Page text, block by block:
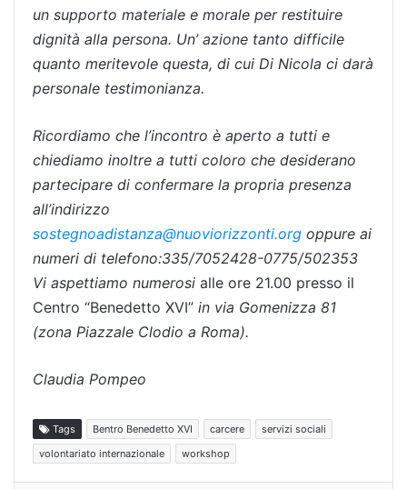
un supporto materiale e morale per restituire
dignità alla persona. Un’ azione tanto difficile
quanto meritevole questa, di cui Di Nicola ci darà
personale testimonianza.
Ricordiamo che l’incontro è aperto a tutti e
chiediamo inoltre a tutti coloro che desiderano
partecipare di confermare la propria presenza
all’indirizzo
sostegnoadistanza@nuoviorizzonti.org oppure ai
numeri di telefono:335/7052428-0775/502353
Vi aspettiamo numerosi alle ore 21.00 presso il
Centro “Benedetto XVI” in via Gomenizza 81
(zona Piazzale Clodio a Roma).
Claudia Pompeo
Tags Bentro Benedetto XVI carcere
servizi sociali
volontariato internazionale
workshop